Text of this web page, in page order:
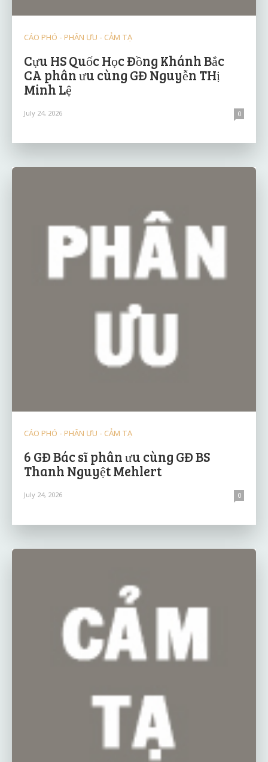
CÁO PHÓ - PHÂN ƯU - CẢM TẠ
Cựu HS Quốc Học Đồng Khánh Bắc
CA phân ưu cùng GĐ Nguyễn THị
Minh Lệ
July 24, 2026 0
CÁO PHÓ - PHÂN ƯU - CẢM TẠ
6 GĐ Bác sĩ phân ưu cùng GĐ BS
Thanh Nguyệt Mehlert
July 24, 2026 0